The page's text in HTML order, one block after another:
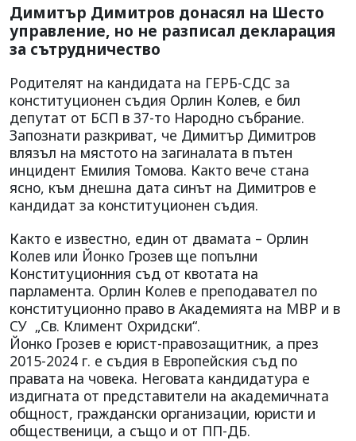
Димитър Димитров донасял на Шесто
управление, но не разписал декларация
за сътрудничество
Родителят на кандидата на ГЕРБ-СДС за
конституционен съдия Орлин Колев, е бил
депутат от БСП в 37-то Народно събрание.
Запознати разкриват, че Димитър Димитров
влязъл на мястото на загиналата в пътен
инцидент Емилия Томова. Както вече стана
ясно, към днешна дата синът на Димитров е
кандидат за конституционен съдия.
Както е известно, един от двамата – Орлин
Колев или Йонко Грозев ще попълни
Конституционния съд от квотата на
парламента. Орлин Колев е преподавател по
конституционно право в Академията на МВР и в
СУ „Св. Климент Охридски“.
Йонко Грозев е юрист-правозащитник, а през
2015-2024 г. е съдия в Европейския съд по
правата на човека. Неговата кандидатура е
издигната от представители на академичната
общност, граждански организации, юристи и
общественици, а също и от ПП-ДБ.